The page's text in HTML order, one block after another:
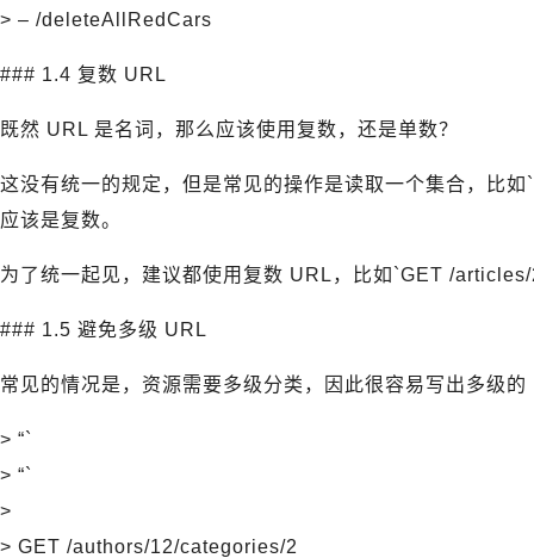
> – /deleteAllRedCars
### 1.4 复数 URL
既然 URL 是名词，那么应该使用复数，还是单数？
这没有统一的规定，但是常见的操作是读取一个集合，比
应该是复数。
为了统一起见，建议都使用复数 URL，比如`GET /
### 1.5 避免多级 URL
常见的情况是，资源需要多级分类，因此很容易写出多级
> “`
> “`
>
> GET /authors/12/categories/2